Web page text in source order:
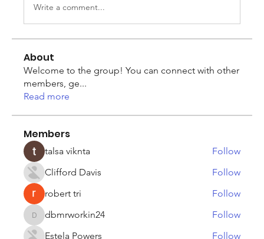
Write a comment...
About
Welcome to the group! You can connect with other
members, ge...
Read more
Members
talsa viknta
Follow
Clifford Davis
Follow
robert tri
Follow
dbmrworkin24
dbmrworkin24
Follow
Estela Powers
Follow